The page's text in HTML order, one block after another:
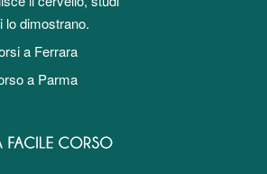
lo dimostrano.
a Ferrara
a Parma